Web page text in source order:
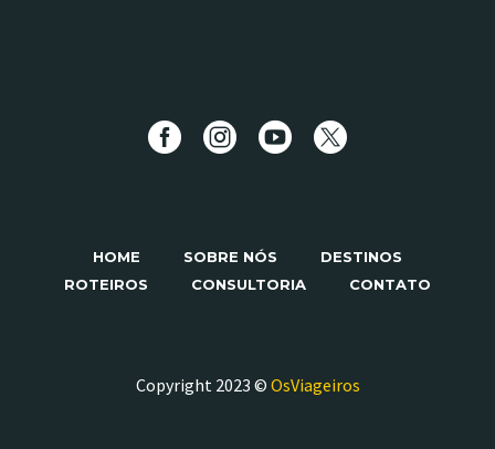
HOME SOBRE NÓS
DESTINOS
ROTEIROS
CONSULTORIA CONTATO
Copyright 2023 © OsViageiros